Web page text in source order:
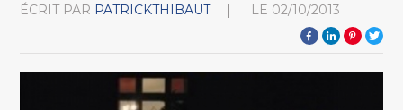
ÉCRIT PAR PATRICKTHIBAUT LE 02/10/2013